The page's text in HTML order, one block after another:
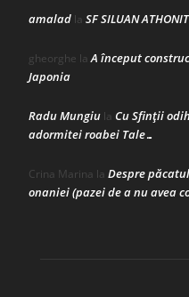
amalad la SF SILUAN
gheorghe laA început
Japonia
Radu Mungiu la Cu Sfinții
adormitei roabei Tale…
Crina Marina la Despre
onaniei (pazei de a nu avea